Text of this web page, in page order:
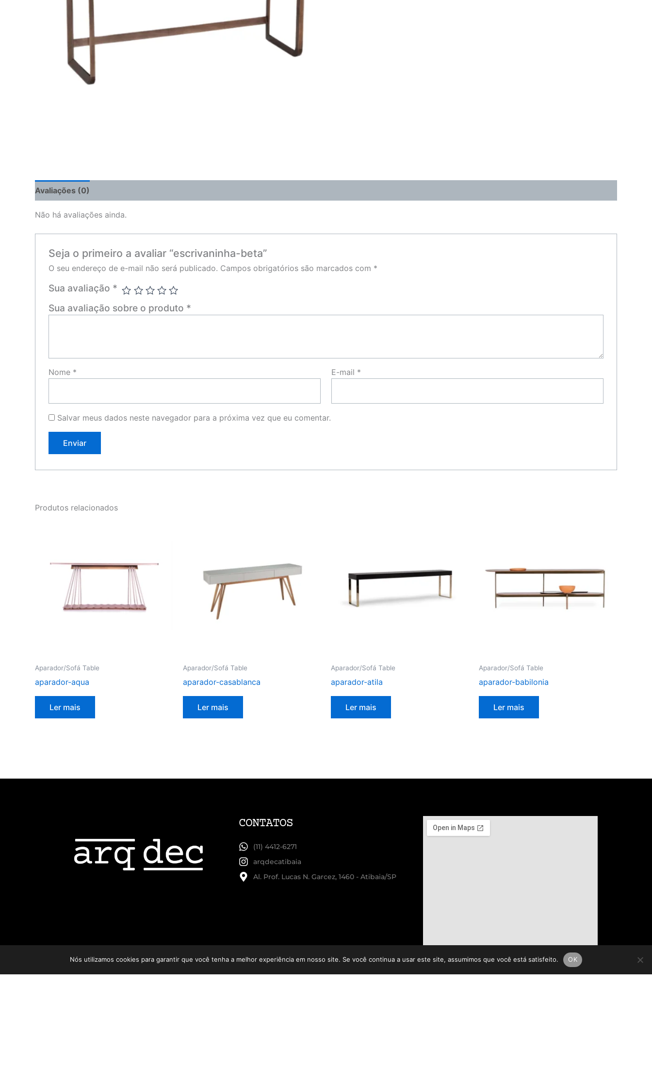
Avaliações (0)
Não há avaliações ainda.
Seja o primeiro a avaliar “escrivaninha-beta”
O seu endereço de e-mail não será publicado. Campos obrigatórios são marcados com *
Sua avaliação *
Sua avaliação sobre o produto *
Nome * E-mail *
Salvar meus dados neste navegador para a próxima vez que eu comentar.
Produtos relacionados
Aparador/Sofá Table
aparador-aqua
Ler mais
Aparador/Sofá Table
aparador-casablanca
Ler mais
Aparador/Sofá Table
aparador-atila
Ler mais
Aparador/Sofá Table
aparador-babilonia
Ler mais
CONTATOS
(11) 4412-6271
arqdecatibaia
Al. Prof. Lucas N. Garcez, 1460 - Atibaia/SP
Nós utilizamos cookies para garantir que você tenha a melhor experiência em nosso site. Se você continua a usar este site, assumimos que você está satisfeito. OK